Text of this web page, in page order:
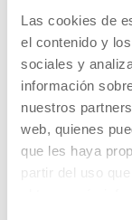
Las cookies de
el contenido y
sociales y
información
nuestros
web, quienes
que les haya
partir del uso
SIGN UP FOR THE
CONTACT AND
GETTING HERE